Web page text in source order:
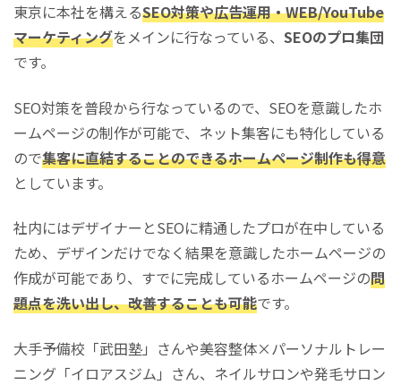
東京に本社を構えるSEO対策や広告運用・WEB/YouTube
マーケティングをメインに行なっている、 SEOのプロ集団
です。
SEO対策を普段から行なっているので、SEOを意識したホ
ームページの制作が可能で、ネット集客にも特化している
ので集客に直結することのできるホームページ制作も得意
としています。
社内にはデザイナーとSEOに精通したプロが在中している
ため、デザインだけでなく結果を意識したホームページの
作成が可能であり、すでに完成しているホームページの問
題点を洗い出し、改善することも可能です。
大手予備校「武田塾」さんや美容整体×パーソナルトレー
ニング「イロアスジム」さん、ネイルサロンや発毛サロン